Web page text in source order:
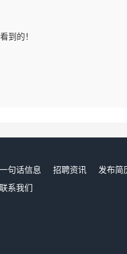
到的！
一句话信息 招聘资讯 发布简
联系我们